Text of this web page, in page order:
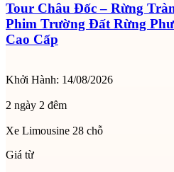
Tour Châu Đốc – Rừng
Phim Trường Đất Rừng
Cao Cấp
Khởi Hành: 14/08/2026
2 ngày 2 đêm
Xe Limousine 28 chỗ
Giá từ